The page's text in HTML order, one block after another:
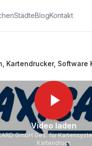
StädteBlogKontakt
Kartendrucker, Software
Video laden
GmbH Ges. für
Kartendruck